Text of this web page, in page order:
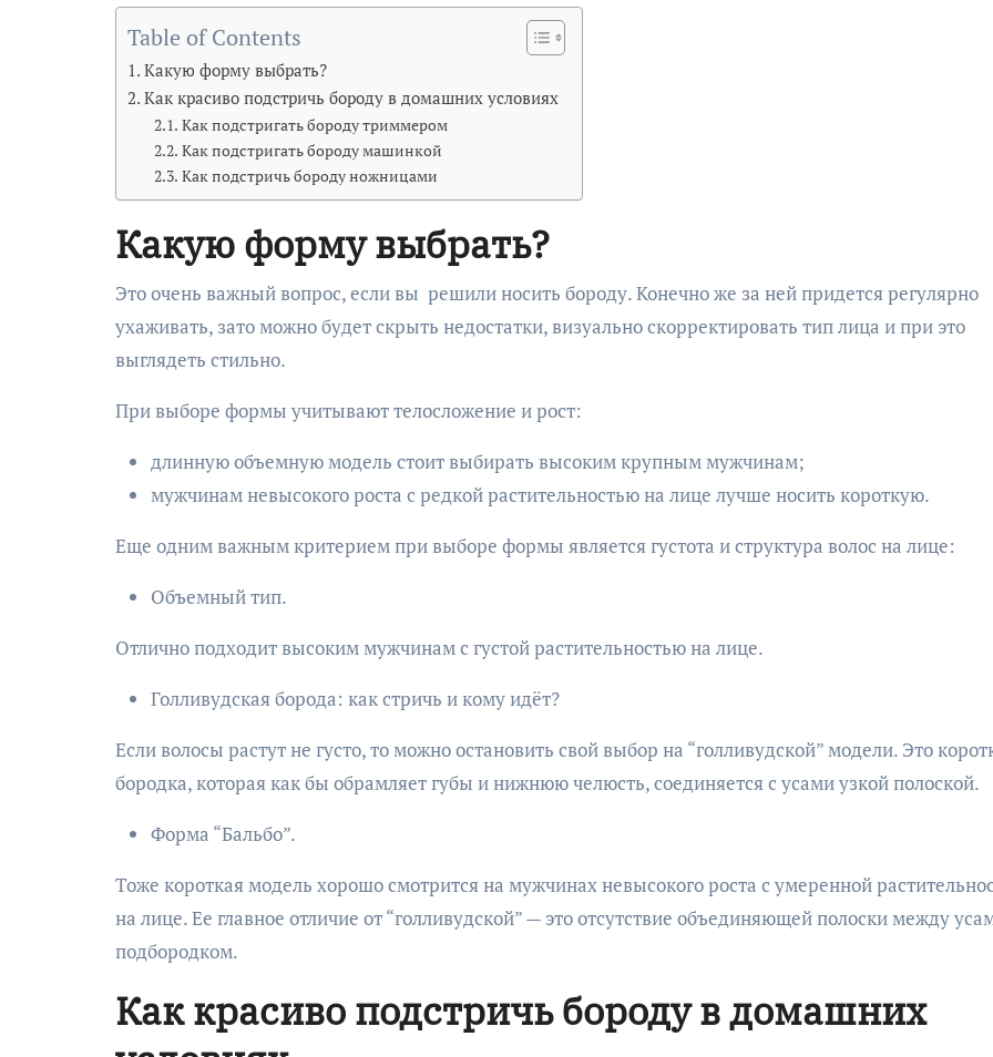
Table of Contents
Какую форму выбрать?
Как красиво подстричь бороду в домашних условиях
Как подстригать бороду триммером
Как подстригать бороду машинкой
Как подстричь бороду ножницами
Какую форму выбрать?
Это очень важный вопрос, если вы решили носить бороду. Конечно же за ней придется регулярно
ухаживать, зато можно будет скрыть недостатки, визуально скорректировать тип лица и при это
выглядеть стильно.
При выборе формы учитывают телосложение и рост:
длинную объемную модель стоит выбирать высоким крупным мужчинам;
мужчинам невысокого роста с редкой растительностью на лице лучше носить короткую.
Еще одним важным критерием при выборе формы является густота и структура волос на лице:
Объемный тип.
Отлично подходит высоким мужчинам с густой растительностью на лице.
Голливудская борода: как стричь и кому идёт?
Если волосы растут не густо, то можно остановить свой выбор на “голливудской” модели. Это
бородка, которая как бы обрамляет губы и нижнюю челюсть, соединяется с усами узкой полоской.
Форма “Бальбо”.
Тоже короткая модель хорошо смотрится на мужчинах невысокого роста с умеренной
на лице. Ее главное отличие от “голливудской” — это отсутствие объединяющей полоски между
подбородком.
Как красиво подстричь бороду в домашних